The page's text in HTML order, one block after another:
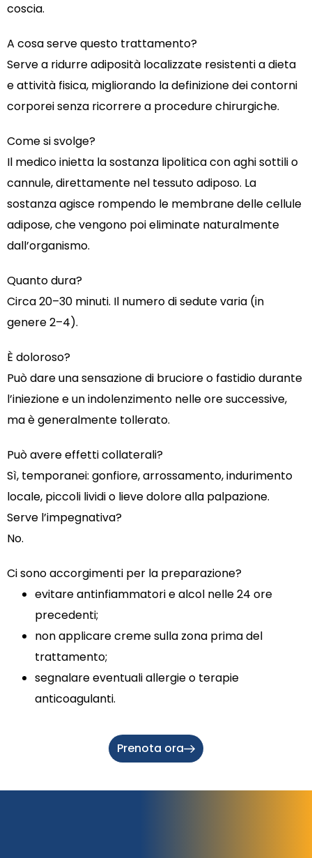
coscia.
A cosa serve questo trattamento?
Serve a ridurre adiposità localizzate resistenti a dieta
e attività fisica, migliorando la definizione dei contorni
corporei senza ricorrere a procedure chirurgiche.
Come si svolge?
Il medico inietta la sostanza lipolitica con aghi sottili o
cannule, direttamente nel tessuto adiposo. La
sostanza agisce rompendo le membrane delle cellule
adipose, che vengono poi eliminate naturalmente
dall’organismo.
Quanto dura?
Circa 20–30 minuti. Il numero di sedute varia (in
genere 2–4).
È doloroso?
Può dare una sensazione di bruciore o fastidio durante
l’iniezione e un indolenzimento nelle ore successive,
ma è generalmente tollerato.
Può avere effetti collaterali?
Sì, temporanei: gonfiore, arrossamento, indurimento
locale, piccoli lividi o lieve dolore alla palpazione.
Serve l’impegnativa?
No.
Ci sono accorgimenti per la preparazione?
evitare antinfiammatori e alcol nelle 24 ore
precedenti;
non applicare creme sulla zona prima del
trattamento;
segnalare eventuali allergie o terapie
anticoagulanti.
Prenota ora